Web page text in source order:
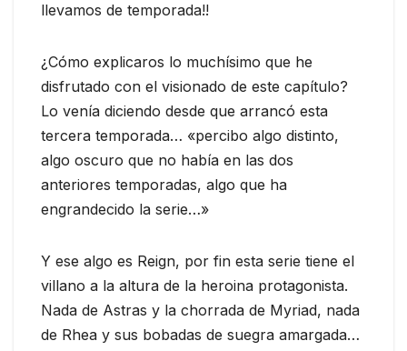
llevamos de temporada!!
¿Cómo explicaros lo muchísimo que he
disfrutado con el visionado de este capítulo?
Lo venía diciendo desde que arrancó esta
tercera temporada… «percibo algo distinto,
algo oscuro que no había en las dos
anteriores temporadas, algo que ha
engrandecido la serie…»
Y ese algo es Reign, por fin esta serie tiene el
villano a la altura de la heroina protagonista.
Nada de Astras y la chorrada de Myriad, nada
de Rhea y sus bobadas de suegra amargada…